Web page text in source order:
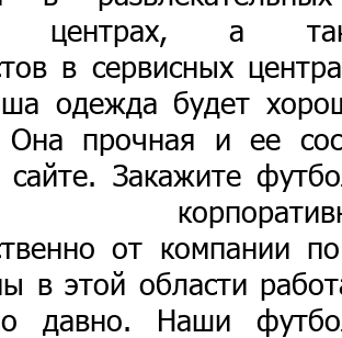
центрах, а
в сервисных
одежда будет
прочная и ее
сайте. Закажите
от компании
в этой области
давно. Наши